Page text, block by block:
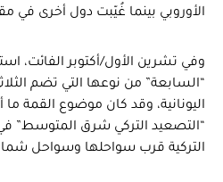
الأوروبي بينما غُيّبت دول أخرى في
وفي تشرين الأول/أكتوبر الفائت،
“السابعة” من نوعها التي تضم
اليونانية، وقد كان موضوع القمة ما
“التصعيد التركي شرق المتوسط”
التركية قرب سواحلها وسواحل